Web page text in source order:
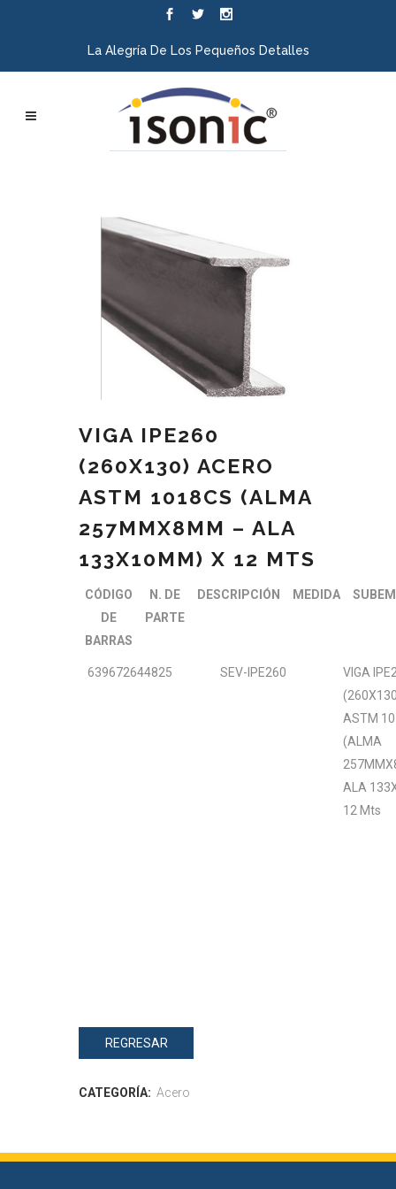
La Alegría De Los Pequeños Detalles
VIGA IPE260
(260X130) ACERO
ASTM 1018CS (ALMA
257MMX8MM – ALA
133X10MM) X 12 MTS
CÓDIGO
DE
BARRAS
N. DE
PARTE
DESCRIPCIÓN MEDIDA
639672644825 SEV-IPE260
VIGA
ASTM
(ALMA
ALA
12 Mts
REGRESAR
CATEGORÍA: Acero